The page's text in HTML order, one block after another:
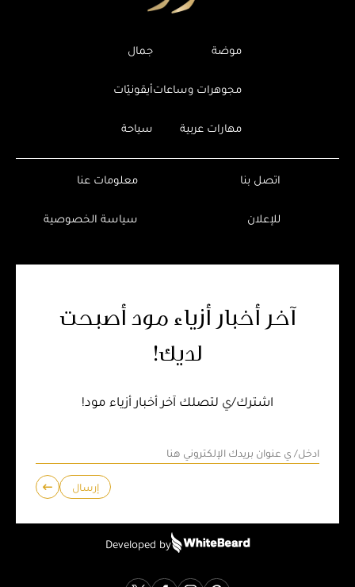
موضة
مجوهرات وساعات
مهارات عربية
جمال
أيقونيّات
سياحة
اتصل بنا
للإعلان
معلومات عنا
سياسة الخصوصية
آخر أخبار أزياء مود أصبحت
لديك!
اشترك/ي لتصلك آخر أخبار أزياء مود!
إرسال
Developed by